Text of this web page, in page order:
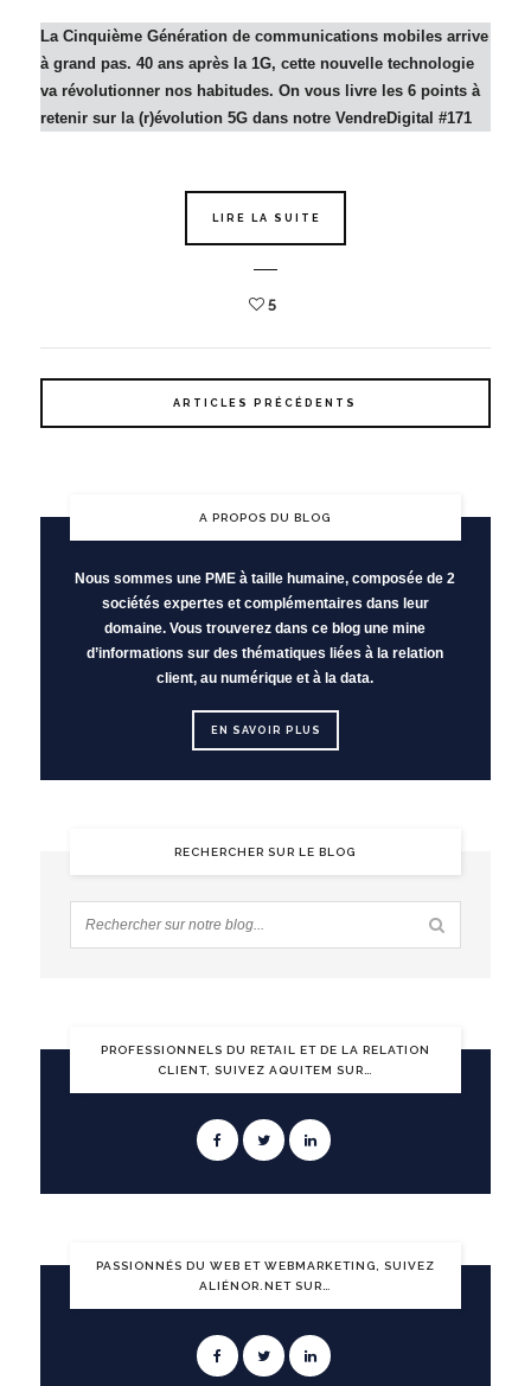
La Cinquième Génération de communications mobiles arrive
à grand pas. 40 ans après la 1G, cette nouvelle technologie
va révolutionner nos habitudes. On vous livre les 6 points à
retenir sur la (r)évolution 5G dans notre VendreDigital #171
LIRE LA SUITE
5
ARTICLES PRÉCÉDENTS
A PROPOS DU BLOG
Nous sommes une PME à taille humaine, composée de 2
sociétés expertes et complémentaires dans leur
domaine. Vous trouverez dans ce blog une mine
d’informations sur des thématiques liées à la relation
client, au numérique et à la data.
EN SAVOIR PLUS
RECHERCHER SUR LE BLOG
PROFESSIONNELS DU RETAIL ET DE LA RELATION
CLIENT, SUIVEZ AQUITEM SUR…
PASSIONNÉS DU WEB ET WEBMARKETING, SUIVEZ
ALIÉNOR.NET SUR…